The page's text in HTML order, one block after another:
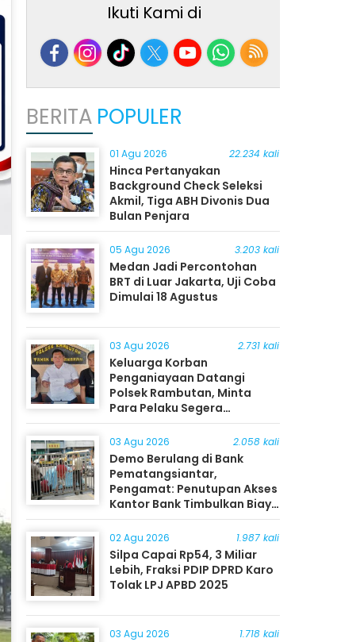
Ikuti Kami di
BERITA POPULER
01 Agu 2026 22.234 kali
Hinca Pertanyakan
Background Check Seleksi
Akmil, Tiga ABH Divonis Dua
Bulan Penjara
05 Agu 2026 3.203 kali
Medan Jadi Percontohan
BRT di Luar Jakarta, Uji Coba
Dimulai 18 Agustus
03 Agu 2026 2.731 kali
Keluarga Korban
Penganiayaan Datangi
Polsek Rambutan, Minta
Para Pelaku Segera
Ditangkap
03 Agu 2026 2.058 kali
Demo Berulang di Bank
Pematangsiantar,
Pengamat: Penutupan Akses
Kantor Bank Timbulkan Biaya
Ekonomi bagi Masyarakat
02 Agu 2026 1.987 kali
Silpa Capai Rp54, 3 Miliar
Lebih, Fraksi PDIP DPRD Karo
Tolak LPJ APBD 2025
03 Agu 2026 1.718 kali